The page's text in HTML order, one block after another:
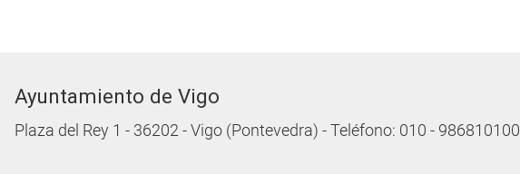
Ayuntamiento de Vigo
Plaza del Rey 1 - 36202 - Vigo (Pontevedra) - Teléfono: 010 - 986810100